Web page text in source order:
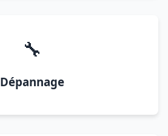
🔧
Dépannage